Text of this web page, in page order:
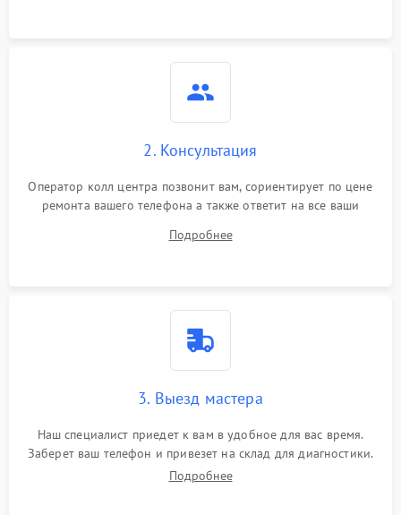
2. Консультация
Оператор колл центра позвонит вам, сориентирует по цене
ремонта вашего телефона а также ответит на все ваши
Подробнее
3. Выезд мастера
Наш специалист приедет к вам в удобное для вас время.
Заберет ваш телефон и привезет на склад для диагностики.
Подробнее